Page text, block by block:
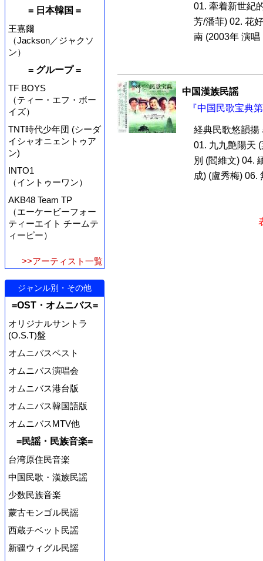
= 日本韓国 =
王嘉爾
（Jackson／ジャクソ
ン）
= グループ =
TF BOYS
（ティー・エフ・ボー
イズ）
TNT時代少年団 (シーダ
イシャオニェントゥア
ン)
INTO1
（イントゥーワン）
AKB48 Team TP
（エーケービーフォー
ティーエイト チームテ
ィーピー）
>>アーティスト一覧
ジャンル別・その他
=OST・オムニバス=
オリジナルサントラ
(O.S.T)盤
オムニバスベスト
オムニバス演唱会
オムニバス港台版
オムニバス韓国語版
オムニバスMTV他
=民謡・民族音楽=
台湾原住民音楽
中国民歌・漢族民謡
少数民族音楽
蒙古モンゴル民謡
西蔵チベット民謡
新疆ウィグル民謡
01. 牽着新世紀
芳/潘菲) 02. 花
南 (2003年 演唱
中国漢族民謡
『中国民歌宝典
経典民歌悠韻揚
01. 九九艶陽天
別 (閻維文) 04.
成) (盧秀梅) 06.